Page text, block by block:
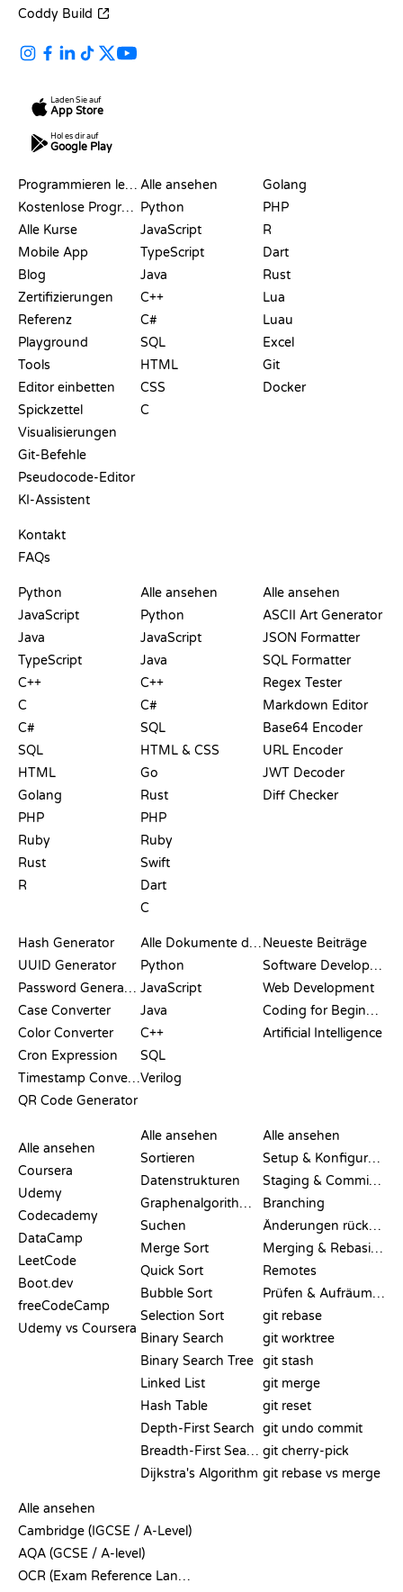
Coddy Build
Laden Sie auf
App Store
Hol es dir auf
Google Play
Programmieren lernen
Kostenlose Programmier-Websites
Alle Kurse
Mobile App
Blog
Zertifizierungen
Referenz
Playground
Tools
Editor einbetten
Spickzettel
Visualisierungen
Git-Befehle
Pseudocode-Editor
KI-Assistent
Kontakt
FAQs
Alle ansehen
Python
JavaScript
TypeScript
Java
C++
C#
SQL
HTML
CSS
C
Golang
PHP
R
Dart
Rust
Lua
Luau
Excel
Git
Docker
Python
JavaScript
Java
TypeScript
C++
C
C#
SQL
HTML
Golang
PHP
Ruby
Rust
R
Alle ansehen
Python
JavaScript
Java
C++
C#
SQL
HTML & CSS
Go
Rust
PHP
Ruby
Swift
Dart
C
Alle ansehen
ASCII Art Generator
JSON Formatter
SQL Formatter
Regex Tester
Markdown Editor
Base64 Encoder
URL Encoder
JWT Decoder
Diff Checker
Hash Generator
UUID Generator
Password Generator
Case Converter
Color Converter
Cron Expression
Timestamp Converter
QR Code Generator
Alle Dokumente durchsuchen
Python
JavaScript
Java
C++
SQL
Verilog
Neueste Beiträge
Software Development
Web Development
Coding for Beginners
Artificial Intelligence
Alle ansehen
Coursera
Udemy
Codecademy
DataCamp
LeetCode
Boot.dev
freeCodeCamp
Udemy vs Coursera
Alle ansehen
Sortieren
Datenstrukturen
Graphenalgorithmen
Suchen
Merge Sort
Quick Sort
Bubble Sort
Selection Sort
Binary Search
Binary Search Tree
Linked List
Hash Table
Depth-First Search
Breadth-First Search
Dijkstra's Algorithm
Alle ansehen
Setup & Konfiguration
Staging & Committing
Branching
Änderungen rückgängig machen
Merging & Rebasing
Remotes
Prüfen & Aufräumen
git rebase
git worktree
git stash
git merge
git reset
git undo commit
git cherry-pick
git rebase vs merge
Alle ansehen
Cambridge (IGCSE / A-Level)
AQA (GCSE / A-level)
OCR (Exam Reference Language)